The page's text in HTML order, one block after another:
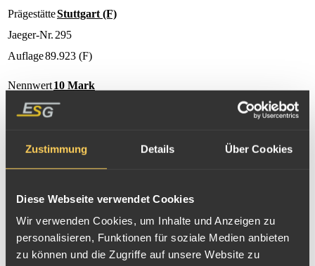
Zustimmung Details Über Cookies
Diese Webseite verwendet Cookies
Wir verwenden Cookies, um Inhalte und Anzeigen zu
personalisieren, Funktionen für soziale Medien anbieten
zu können und die Zugriffe auf unsere Website zu
PrägestätteStuttgart (F)
Jaeger-Nr. 295
Auflage89.923 (F)
Nennwert10 Mark
Jahrgang1901-F
Jaeger-Nr.295
Auflage110.262 (F)
Nennwert10 Mark
Jahrgang1902-F
PrägestätteStuttgart (F)
Jaeger-Nr. 295